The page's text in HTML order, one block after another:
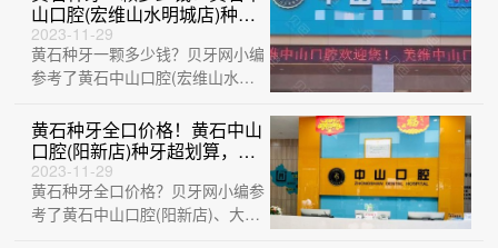
山口腔(宏维山水明城店)种牙
价格表（今日更新/实时），
瑞典诺贝尔种植牙：5152元
起/颗！
2023-11-29
黄石种牙一颗多少钱？贝牙网小编
参考了黄石中山口腔(宏维山水明
黄石咿呀···
黄石种牙全口价格！黄石中山
口腔(阳新店)种牙超划算，国
产大清西格种植牙：3293元
起/颗！
2023-11-29
黄石种牙全口价格？贝牙网小编参
考了黄石中山口腔(阳新店)、大冶